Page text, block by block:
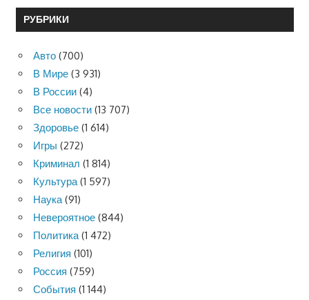
РУБРИКИ
Авто (700)
В Мире (3 931)
В России (4)
Все новости (13 707)
Здоровье (1 614)
Игры (272)
Криминал (1 814)
Культура(1 597)
Наука(91)
Невероятное (844)
Политика(1 472)
Религия (101)
Россия (759)
События (1 144)